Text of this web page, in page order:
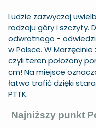
Ludzie zazwyczaj
rodzaju góry i szczyty.
odwrotnego -
w Polsce. W
czyli teren położony
cm! Na miejsce
łatwo trafić dzięki
PTTK.
Najniższy punkt